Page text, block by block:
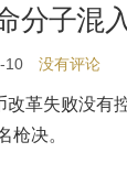
分子混
10 没有评论
革失败没有
枪决。